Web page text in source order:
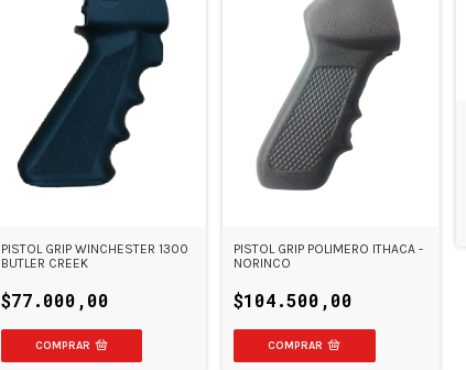
PISTOL GRIP WINCHESTER 1300
BUTLER CREEK
$77.000,00
PISTOL GRIP POLIMERO ITHACA -
NORINCO
$104.500,00